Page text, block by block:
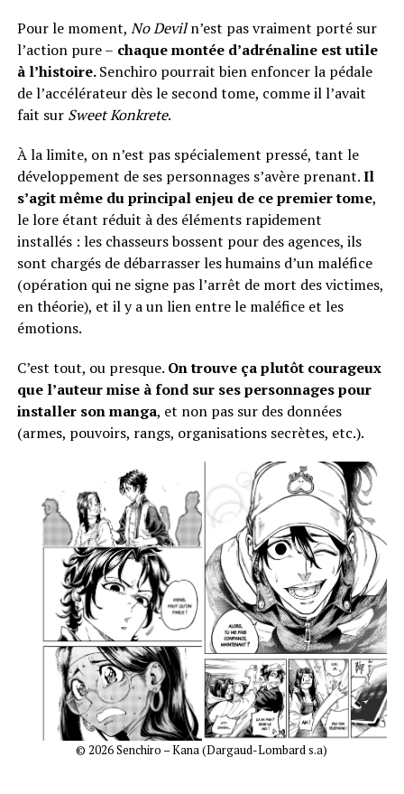
Pour le moment, No Deviln’est pas vraiment porté sur
l’action pure – chaque montée d’adrénaline est utile
à l’histoire.Senchiro pourrait bien enfoncer la pédale
de l’accélérateur dès le second tome, comme il l’avait
fait sur Sweet Konkrete.
À la limite, on n’est pas spécialement pressé, tant le
développement de ses personnages s’avère prenant.Il
s’agit même du principal enjeu de ce premier tome,
le lore étant réduit à des éléments rapidement
installés : les chasseurs bossent pour des agences, ils
sont chargés de débarrasser les humains d’un maléfice
(opération qui ne signe pas l’arrêt de mort des victimes,
en théorie), et il y a un lien entre le maléfice et les
émotions.
C’est tout, ou presque. On trouve ça plutôt courageux
que l’auteur mise à fond sur ses personnages pour
installer son manga, et non pas sur des données
(armes, pouvoirs, rangs, organisations secrètes, etc.).
© 2026 Senchiro – Kana (Dargaud-Lombard s.a)